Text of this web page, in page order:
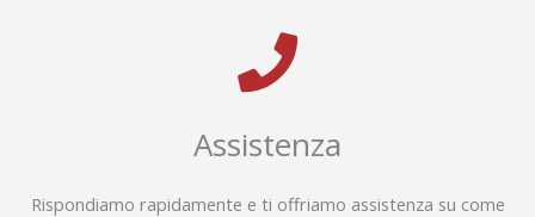
Assistenza
Rispondiamo rapidamente e ti offriamo assistenza su come